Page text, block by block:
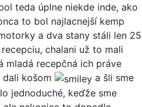
teda úplne niekde inde, ako
to bol najlacnejší kemp
a dva stany stáli len 25
chalani už to mali
mladá recepčná ich práve
dali košom
a šli sme
jednoduché, keďže sme